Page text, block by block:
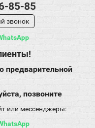
85-85
звонок
предварительной
позвоните
или мессенджеры: